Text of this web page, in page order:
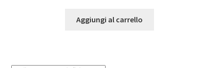
Aggiungi al carrello